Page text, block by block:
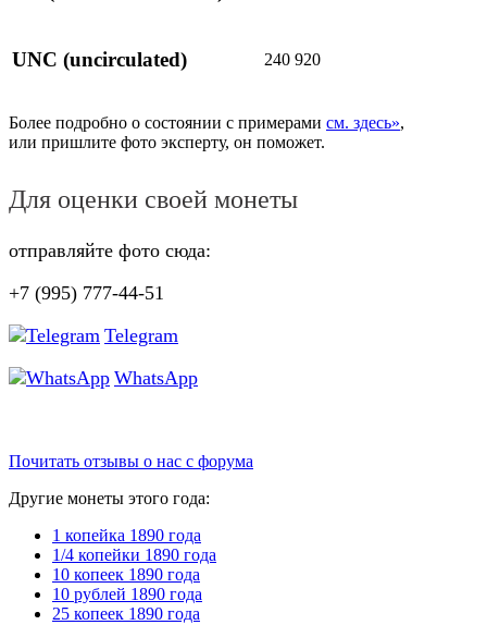
UNC (uncirculated) 240 920
Более подробно о состоянии с примерами см. здесь»,
или пришлите фото эксперту, он поможет.
Для оценки своей монеты
отправляйте фото сюда:
+7 (995) 777-44-51
Telegram
WhatsApp
Почитать отзывы о нас с форума
Другие монеты этого года:
1 копейка 1890 года
1/4 копейки 1890 года
10 копеек 1890 года
10 рублей 1890 года
25 копеек 1890 года